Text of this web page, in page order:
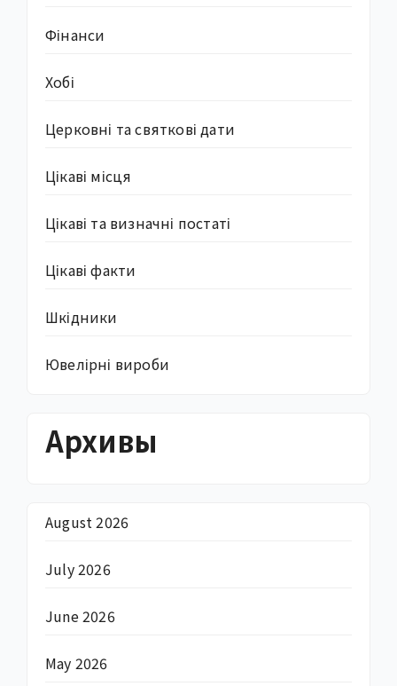
Фінанси
Хобі
Церковні та святкові дати
Цікаві місця
Цікаві та визначні постаті
Цікаві факти
Шкідники
Ювелірні вироби
Архивы
August 2026
July 2026
June 2026
May 2026